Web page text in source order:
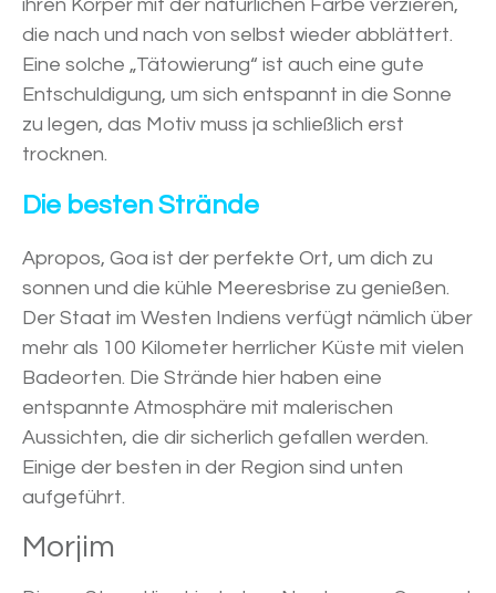
ihren Körper mit der natürlichen Farbe verzieren,
die nach und nach von selbst wieder abblättert.
Eine solche „Tätowierung“ ist auch eine gute
Entschuldigung, um sich entspannt in die Sonne
zu legen, das Motiv muss ja schließlich erst
trocknen.
Die besten Strände
Apropos, Goa ist der perfekte Ort, um dich zu
sonnen und die kühle Meeresbrise zu genießen.
Der Staat im Westen Indiens verfügt nämlich über
mehr als 100 Kilometer herrlicher Küste mit vielen
Badeorten. Die Strände hier haben eine
entspannte Atmosphäre mit malerischen
Aussichten, die dir sicherlich gefallen werden.
Einige der besten in der Region sind unten
aufgeführt.
Morjim